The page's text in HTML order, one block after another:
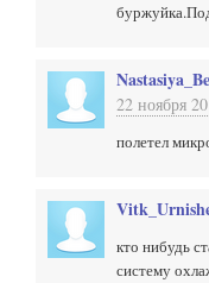
22 ноября
полетел
кто нибудь
систему